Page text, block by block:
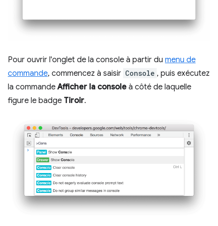
Pour ouvrir l'onglet de la console à partir du menu de
commande, commencez à saisir Console , puis exécutez
la commandeAfficher la console à côté de laquelle
figure le badge Tiroir.